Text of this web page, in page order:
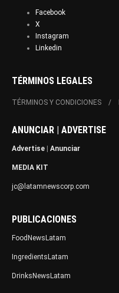
Facebook
X
Instagram
Linkedin
TÉRMINOS LEGALES
TÉRMINOS Y CONDICIONES
ANUNCIAR | ADVERTISE
Advertise Anunciar
MEDIA KIT
jc@latamnewscorp.com
PUBLICACIONES
FoodNewsLatam
IngredientsLatam
DrinksNewsLatam